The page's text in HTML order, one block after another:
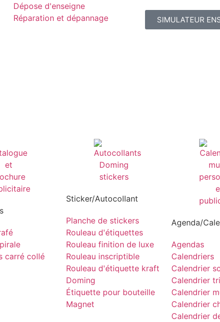
Dépose d'enseigne
Réparation et dépannage
SIMULATEUR
carré collé
Sticker/Autocollant
Planche de stickers
Rouleau d'étiquettes
Rouleau finition de luxe
Rouleau inscriptible
Rouleau d'étiquette kraft
Doming
Étiquette pour bouteille
Magnet
Agenda/
Agendas
Calendriers
Calendrier
Calendrier
Calendrier
Calendrier
Calendrier